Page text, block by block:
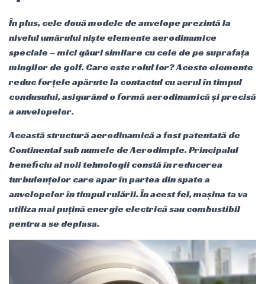
În plus, cele două modele de anvelope prezintă la
nivelul umărului niște elemente aerodinamice
speciale – mici găuri similare cu cele de pe suprafața
mingilor de golf. Care este rolul lor? Aceste elemente
reduc forțele apărute la contactul cu aerul în timpul
condusului, asigurând o formă aerodinamică și precisă
a anvelopelor.
Această structură aerodinamică a fost patentată de
Continental sub numele de Aerodimple. Principalul
beneficiu al noii tehnologii constă în reducerea
turbulențelor care apar în partea din spate a
anvelopelor în timpul rulării. În acest fel, mașina ta va
utiliza mai puțină energie electrică sau combustibil
pentru a se deplasa.